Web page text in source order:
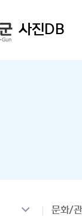
사진DB
문화/